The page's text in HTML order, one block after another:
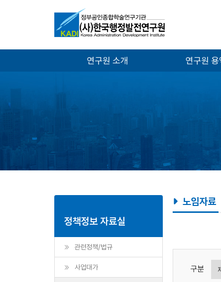
연구원 소개 연구원
정책정보 자료실
관련정책/법규
사업대가
노임자료
구분